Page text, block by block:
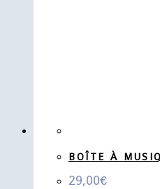
BOÎTE À
29,00€